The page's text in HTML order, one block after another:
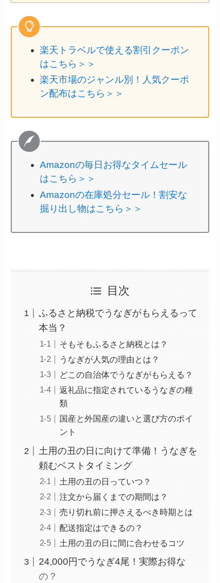
楽天トラベルで使える割引クーポン
はこちら＞＞
楽天市場のジャンル別！人気クーポ
ン配布はこちら＞＞
Amazonの毎日お得なタイムセール
はこちら＞＞
Amazonの在庫処分セール！割安な
掘り出し物はこちら＞＞
目次
ふるさと納税でうなぎがもらえるって
本当？
そもそもふるさと納税とは？
うなぎが人気の理由とは？
どこの自治体でうなぎがもらえる？
返礼品に指定されているうなぎの種
類
国産と外国産の違いと選び方のポイ
ント
土用の丑の日に向けて準備！うなぎを
頼むベストタイミング
土用の丑の日っていつ？
注文から届くまでの期間は？
売り切れ前に押さえるべき時期とは
配送指定はできるの？
土用の丑の日に間に合わせるコツ
24,000円でうなぎ4尾！実際お得な
の？